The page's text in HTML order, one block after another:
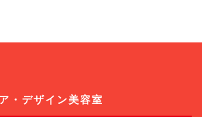
・デザイン美容室